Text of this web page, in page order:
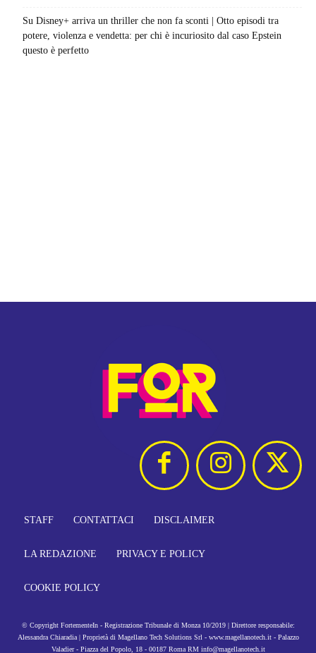
Su Disney+ arriva un thriller che non fa sconti | Otto episodi tra
potere, violenza e vendetta: per chi è incuriosito dal caso Epstein
questo è perfetto
STAFF CONTATTACI DISCLAIMER
LA REDAZIONE PRIVACY E POLICY
COOKIE POLICY
© Copyright FortementeIn - Registrazione Tribunale di Monza 10/2019 | Direttore responsabile:
Alessandra Chiaradia | Proprietà di Magellano Tech Solutions Srl - www.magellanotech.it - Palazzo
Valadier - Piazza del Popolo, 18 - 00187 Roma RM info@magellanotech.it